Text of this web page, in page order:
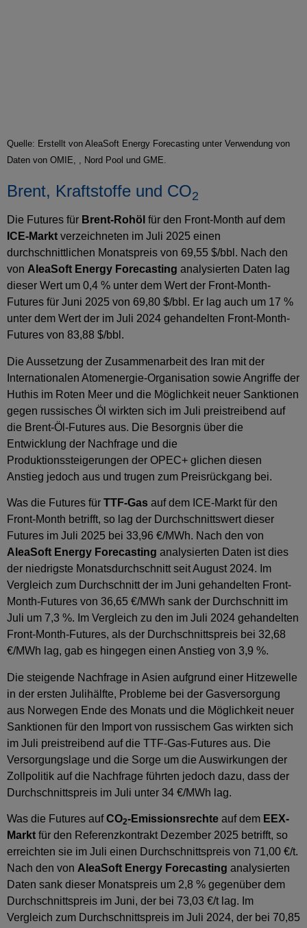
Quelle: Erstellt von AleaSoft Energy Forecasting unter Verwendung von
Daten von OMIE, , Nord Pool und GME.
Brent, Kraftstoffe und CO2
Die Futures für Brent-Rohöl für den Front-Month auf dem
ICE-Markt verzeichneten im Juli 2025 einen
durchschnittlichen Monatspreis von 69,55 $/bbl. Nach den
von AleaSoft Energy Forecasting analysierten Daten lag
dieser Wert um 0,4 % unter dem Wert der Front-Month-
Futures für Juni 2025 von 69,80 $/bbl. Er lag auch um 17 %
unter dem Wert der im Juli 2024 gehandelten Front-Month-
Futures von 83,88 $/bbl.
Die Aussetzung der Zusammenarbeit des Iran mit der
Internationalen Atomenergie-Organisation sowie Angriffe der
Huthis im Roten Meer und die Möglichkeit neuer Sanktionen
gegen russisches Öl wirkten sich im Juli preistreibend auf
die Brent-Öl-Futures aus. Die Besorgnis über die
Entwicklung der Nachfrage und die
Produktionssteigerungen der OPEC+ glichen diesen
Anstieg jedoch aus und trugen zum Preisrückgang bei.
Was die Futures für TTF-Gas auf dem ICE-Markt für den
Front-Month betrifft, so lag der Durchschnittswert dieser
Futures im Juli 2025 bei 33,96 €/MWh. Nach den von
AleaSoft Energy Forecasting analysierten Daten ist dies
der niedrigste Monatsdurchschnitt seit August 2024. Im
Vergleich zum Durchschnitt der im Juni gehandelten Front-
Month-Futures von 36,65 €/MWh sank der Durchschnitt im
Juli um 7,3 %. Im Vergleich zu den im Juli 2024 gehandelten
Front-Month-Futures, als der Durchschnittspreis bei 32,68
€/MWh lag, gab es hingegen einen Anstieg von 3,9 %.
Die steigende Nachfrage in Asien aufgrund einer Hitzewelle
in der ersten Julihälfte, Probleme bei der Gasversorgung
aus Norwegen Ende des Monats und die Möglichkeit neuer
Sanktionen für den Import von russischem Gas wirkten sich
im Juli preistreibend auf die TTF-Gas-Futures aus. Die
Versorgungslage und die Sorge um die Auswirkungen der
Zollpolitik auf die Nachfrage führten jedoch dazu, dass der
Durchschnittspreis im Juli unter 34 €/MWh lag.
Was die Futures aufCO2-Emissionsrechte auf dem EEX-
Markt für den Referenzkontrakt Dezember 2025 betrifft, so
erreichten sie im Juli einen Durchschnittspreis von 71,00 €/t.
Nach den von AleaSoft Energy Forecasting analysierten
Daten sank dieser Monatspreis um 2,8 % gegenüber dem
Durchschnittspreis im Juni, der bei 73,03 €/t lag. Im
Vergleich zum Durchschnittspreis im Juli 2024, der bei 70,85